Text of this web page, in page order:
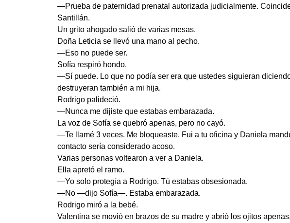
—Prueba de paternidad prenatal autorizada judicialmente.
Santillán.
Un grito ahogado salió de varias mesas.
Doña Leticia se llevó una mano al pecho.
—Eso no puede ser.
Sofía respiró hondo.
—Sí puede. Lo que no podía ser era que ustedes siguieran
destruyeran también a mi hija.
Rodrigo palideció.
—Nunca me dijiste que estabas embarazada.
La voz de Sofía se quebró apenas, pero no cayó.
—Te llamé 3 veces. Me bloqueaste. Fui a tu oficina y Daniela
contacto sería considerado acoso.
Varias personas voltearon a ver a Daniela.
Ella apretó el ramo.
—Yo solo protegía a Rodrigo. Tú estabas obsesionada.
—No —dijo Sofía—. Estaba embarazada.
Rodrigo miró a la bebé.
Valentina se movió en brazos de su madre y abrió los ojitos